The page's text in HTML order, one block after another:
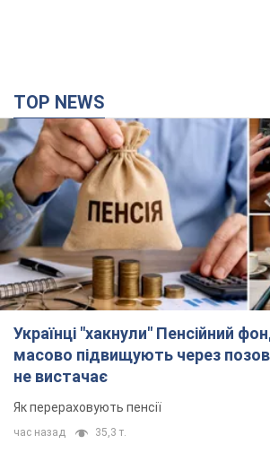
TOP NEWS
Українці "хакнули" Пенсійний
масово підвищують через
не вистачає
Як перераховують пенсії
час назад 35,3 т.